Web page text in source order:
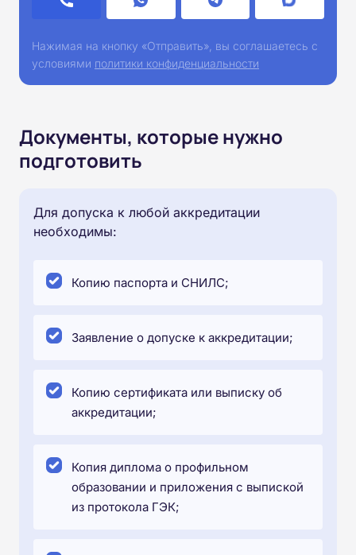
Нажимая на кнопку «Отправить», вы соглашаетесь с
условиями политики конфиденциальности
Документы, которые нужно
подготовить
Для допуска к любой аккредитации
необходимы:
Копию паспорта и СНИЛС;
Заявление о допуске к аккредитации;
Копию сертификата или выписку об
аккредитации;
Копия диплома о профильном
образовании и приложения с выпиской
из протокола ГЭК;